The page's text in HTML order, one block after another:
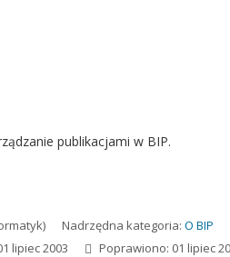
publikacjami w BIP.
Nadrzędna kategoria: O BIP
lipiec 2003
Poprawiono: 01 lipiec